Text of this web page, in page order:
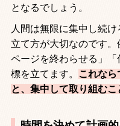
となるでしょう。
人間は無限に集中し続
立て方が大切なのです
ページを終わらせる」
標を立てます。 これなら
と、集中して取り組むこ